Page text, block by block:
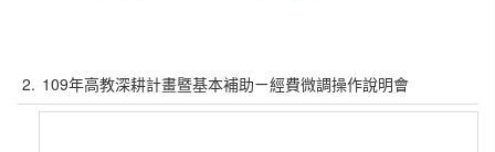
2. 109年高教深耕計畫暨基本補助ㄧ經費微調操作說明會